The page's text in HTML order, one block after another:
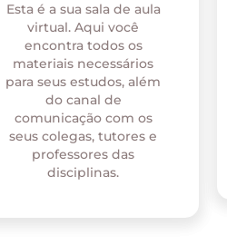
Esta é a sua sala de aula
virtual. Aqui você
encontra todos os
materiais necessários
para seus estudos, além
do canal de
comunicação com os
seus colegas, tutores e
professores das
disciplinas.